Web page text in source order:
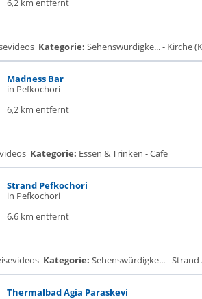
6,2 km entfernt
Kategorie: Sehenswürdigke... - Kirche
Madness Bar
in Pefkochori
6,2 km entfernt
Kategorie: Essen & Trinken - Cafe
Strand Pefkochori
in Pefkochori
6,6 km entfernt
Kategorie: Sehenswürdigke... - Strand
Thermalbad Agia Paraskevi